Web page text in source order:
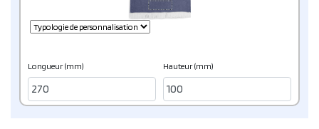
Longueur (mm) Hauteur (mm)